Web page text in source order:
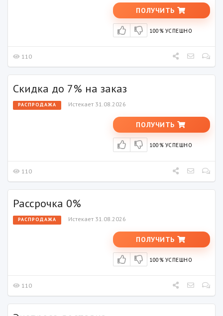
ПОЛУЧИТЬ
100% УСПЕШНО
110
Скидка до 7% на заказ
РАСПРОДАЖА Истекает 31.08.2026
ПОЛУЧИТЬ
100% УСПЕШНО
110
Рассрочка 0%
РАСПРОДАЖА Истекает 31.08.2026
ПОЛУЧИТЬ
100% УСПЕШНО
110